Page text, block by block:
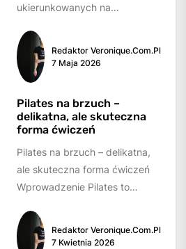
ukierunkowanych na
centralnych naszego ciała,
czyli obszaru brzucha,...
Redaktor Veronique.com.pl
7 Maja 2026
Pilates na brzuch –
delikatna, ale skuteczna
forma ćwiczeń
Pilates na brzuch – delikatna,
ale skuteczna forma ćwiczeń
Wprowadzenie Pilates to
skupia się na wzmocnieniu...
Redaktor Veronique.com.pl
7 Kwietnia 2026